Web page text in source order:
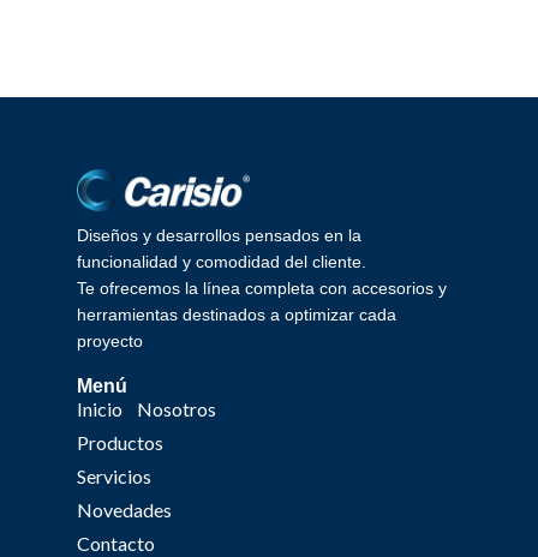
Diseños y desarrollos pensados en la
funcionalidad y comodidad del cliente.
Te ofrecemos la línea completa con accesorios y
herramientas destinados a optimizar cada
proyecto
Menú
Inicio
Nosotros
Productos
Servicios
Novedades
Contacto